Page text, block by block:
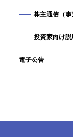
株主通信（事
投資家向け
電子公告